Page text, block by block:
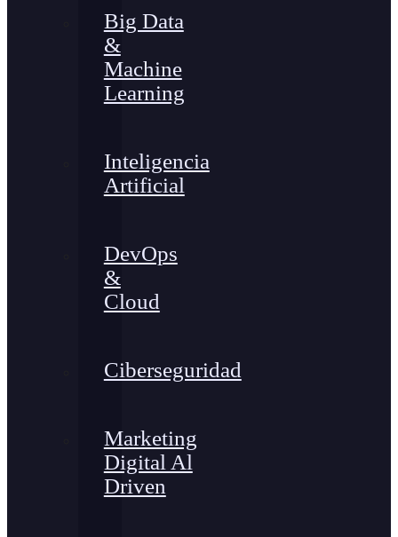
Big Data
&
Machine
Learning
Inteligencia
Artificial
DevOps
&
Cloud
Ciberseguridad
Marketing
Digital Al
Driven